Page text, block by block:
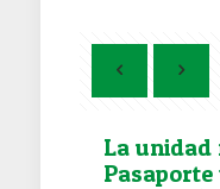
La unidad